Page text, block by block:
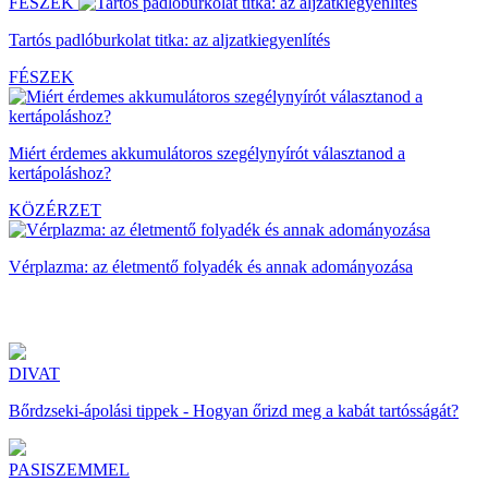
Tartós padlóburkolat titka: az aljzatkiegyenlítés
FÉSZEK
Miért érdemes akkumulátoros szegélynyírót választanod a
kertápoláshoz?
KÖZÉRZET
Vérplazma: az életmentő folyadék és annak adományozása
DIVAT
Bőrdzseki-ápolási tippek - Hogyan őrizd meg a kabát tartósságát?
PASISZEMMEL